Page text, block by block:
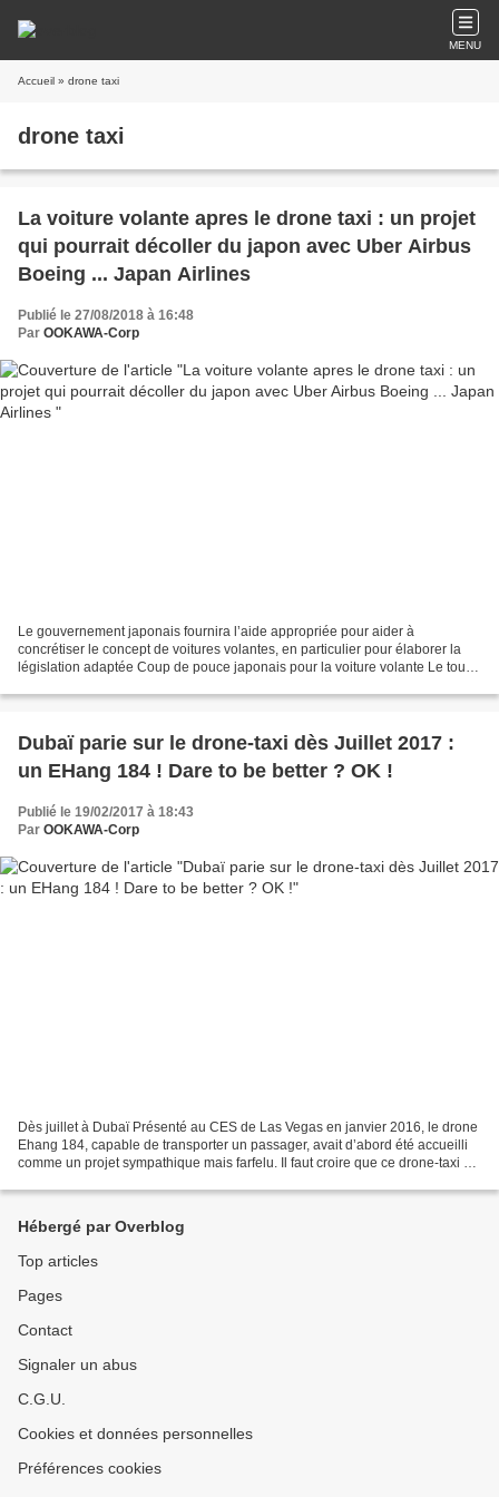
MENU
Accueil » drone taxi
drone taxi
La voiture volante apres le drone taxi : un projet
qui pourrait décoller du japon avec Uber Airbus
Boeing ... Japan Airlines
Publié le 27/08/2018 à 16:48
Par OOKAWA-Corp
Le gouvernement japonais fournira l’aide appropriée pour aider à
concrétiser le concept de voitures volantes, en particulier pour élaborer la
législation adaptée Coup de pouce japonais pour la voiture volante Le tout-
Dubaï parie sur le drone-taxi dès Juillet 2017 :
un EHang 184 ! Dare to be better ? OK !
Publié le 19/02/2017 à 18:43
Par OOKAWA-Corp
Dès juillet à Dubaï Présenté au CES de Las Vegas en janvier 2016, le drone
Ehang 184, capable de transporter un passager, avait d’abord été accueilli
comme un projet sympathique mais farfelu. Il faut croire que ce drone-taxi ne
Hébergé par Overblog
Top articles
Pages
Contact
Signaler un abus
C.G.U.
Cookies et données personnelles
Préférences cookies